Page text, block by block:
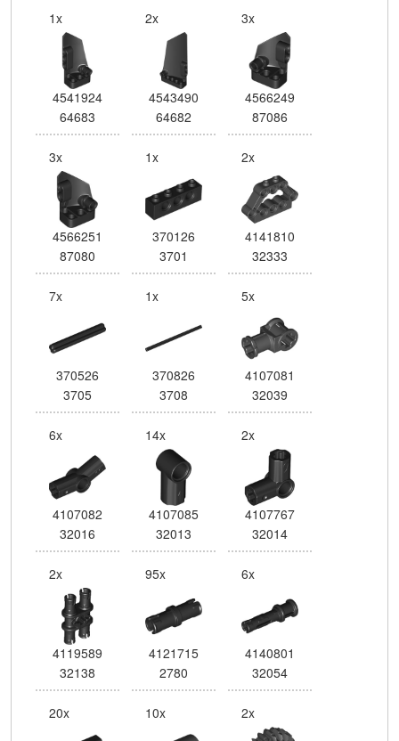
1x
4541924
64683
2x
4543490
64682
3x
4566249
87086
3x
4566251
87080
1x
370126
3701
2x
4141810
32333
7x
370526
3705
1x
370826
3708
5x
4107081
32039
6x
4107082
32016
14x
4107085
32013
2x
4107767
32014
2x
4119589
32138
95x
4121715
2780
6x
4140801
32054
20x 10x 2x